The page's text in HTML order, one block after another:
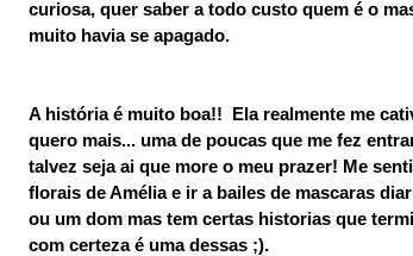
curiosa, quer saber a todo custo quem é o
muito havia se apagado.
A história é muito boa!! Ela realmente me
quero mais... uma de poucas que me fez
talvez seja ai que more o meu prazer! Me
florais de Amélia e ir a bailes de mascaras
ou um dom mas tem certas historias que
com certeza é uma dessas ;).